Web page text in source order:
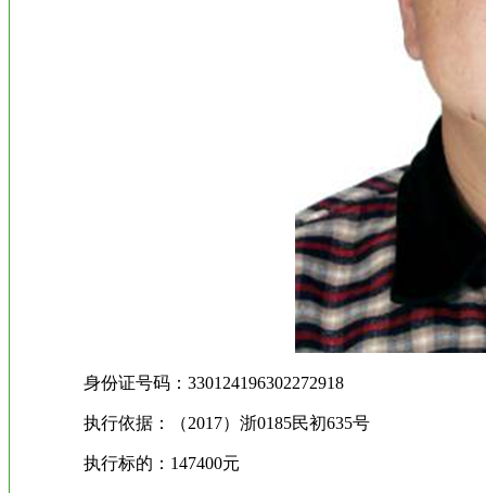
身份证号码：330124196302272918
执行依据：（2017）浙0185民初635号
执行标的：147400元